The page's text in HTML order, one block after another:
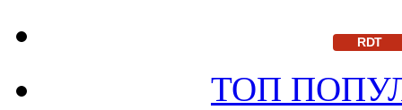
RDT
ТОП